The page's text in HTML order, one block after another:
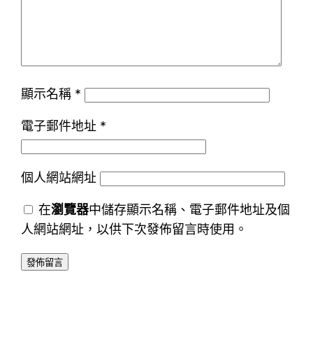
顯示名稱 *
電子郵件地址 *
個人網站網址
在瀏覽器中儲存顯示名稱、電子郵件地址及個
人網站網址，以供下次發佈留言時使用。